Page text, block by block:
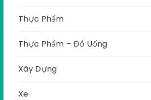
Thực Phẩm
Thực Phẩm – Đồ Uống
Xây Dựng
Xe